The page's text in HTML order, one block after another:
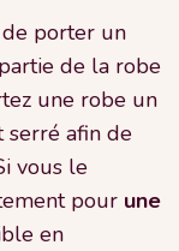
porter un
de la robe
une robe un
serré afin de
vous le
pour une
en